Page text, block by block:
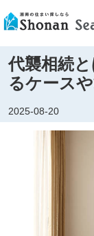
代襲相続
るケース
2025-08-20